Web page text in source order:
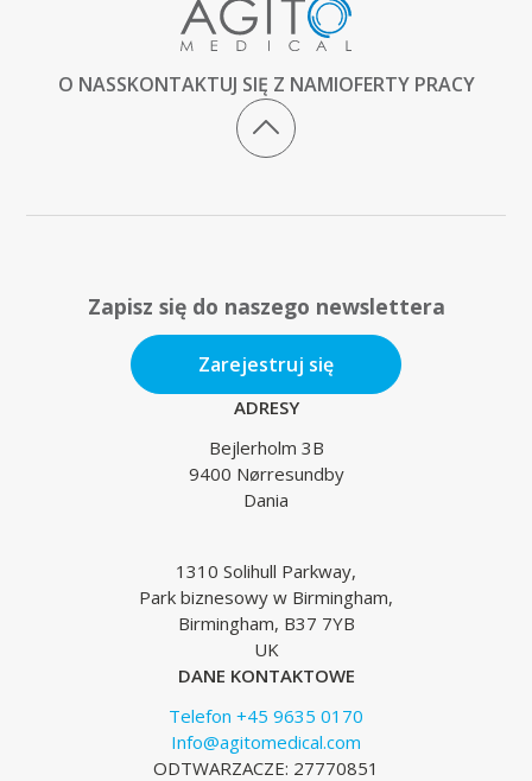
O NASSKONTAKTUJ SIĘ Z NAMIOFERTY PRACY
Zapisz się do naszego newslettera
Zarejestruj się
ADRESY
Bejlerholm 3B
9400 Nørresundby
Dania
1310 Solihull Parkway,
Park biznesowy w Birmingham,
Birmingham, B37 7YB
UK
DANE KONTAKTOWE
Telefon +45 9635 0170
Info@agitomedical.com
ODTWARZACZE: 27770851